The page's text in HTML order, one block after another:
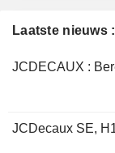
Laatste nieuws
JCDECAUX :
JCDecaux SE,